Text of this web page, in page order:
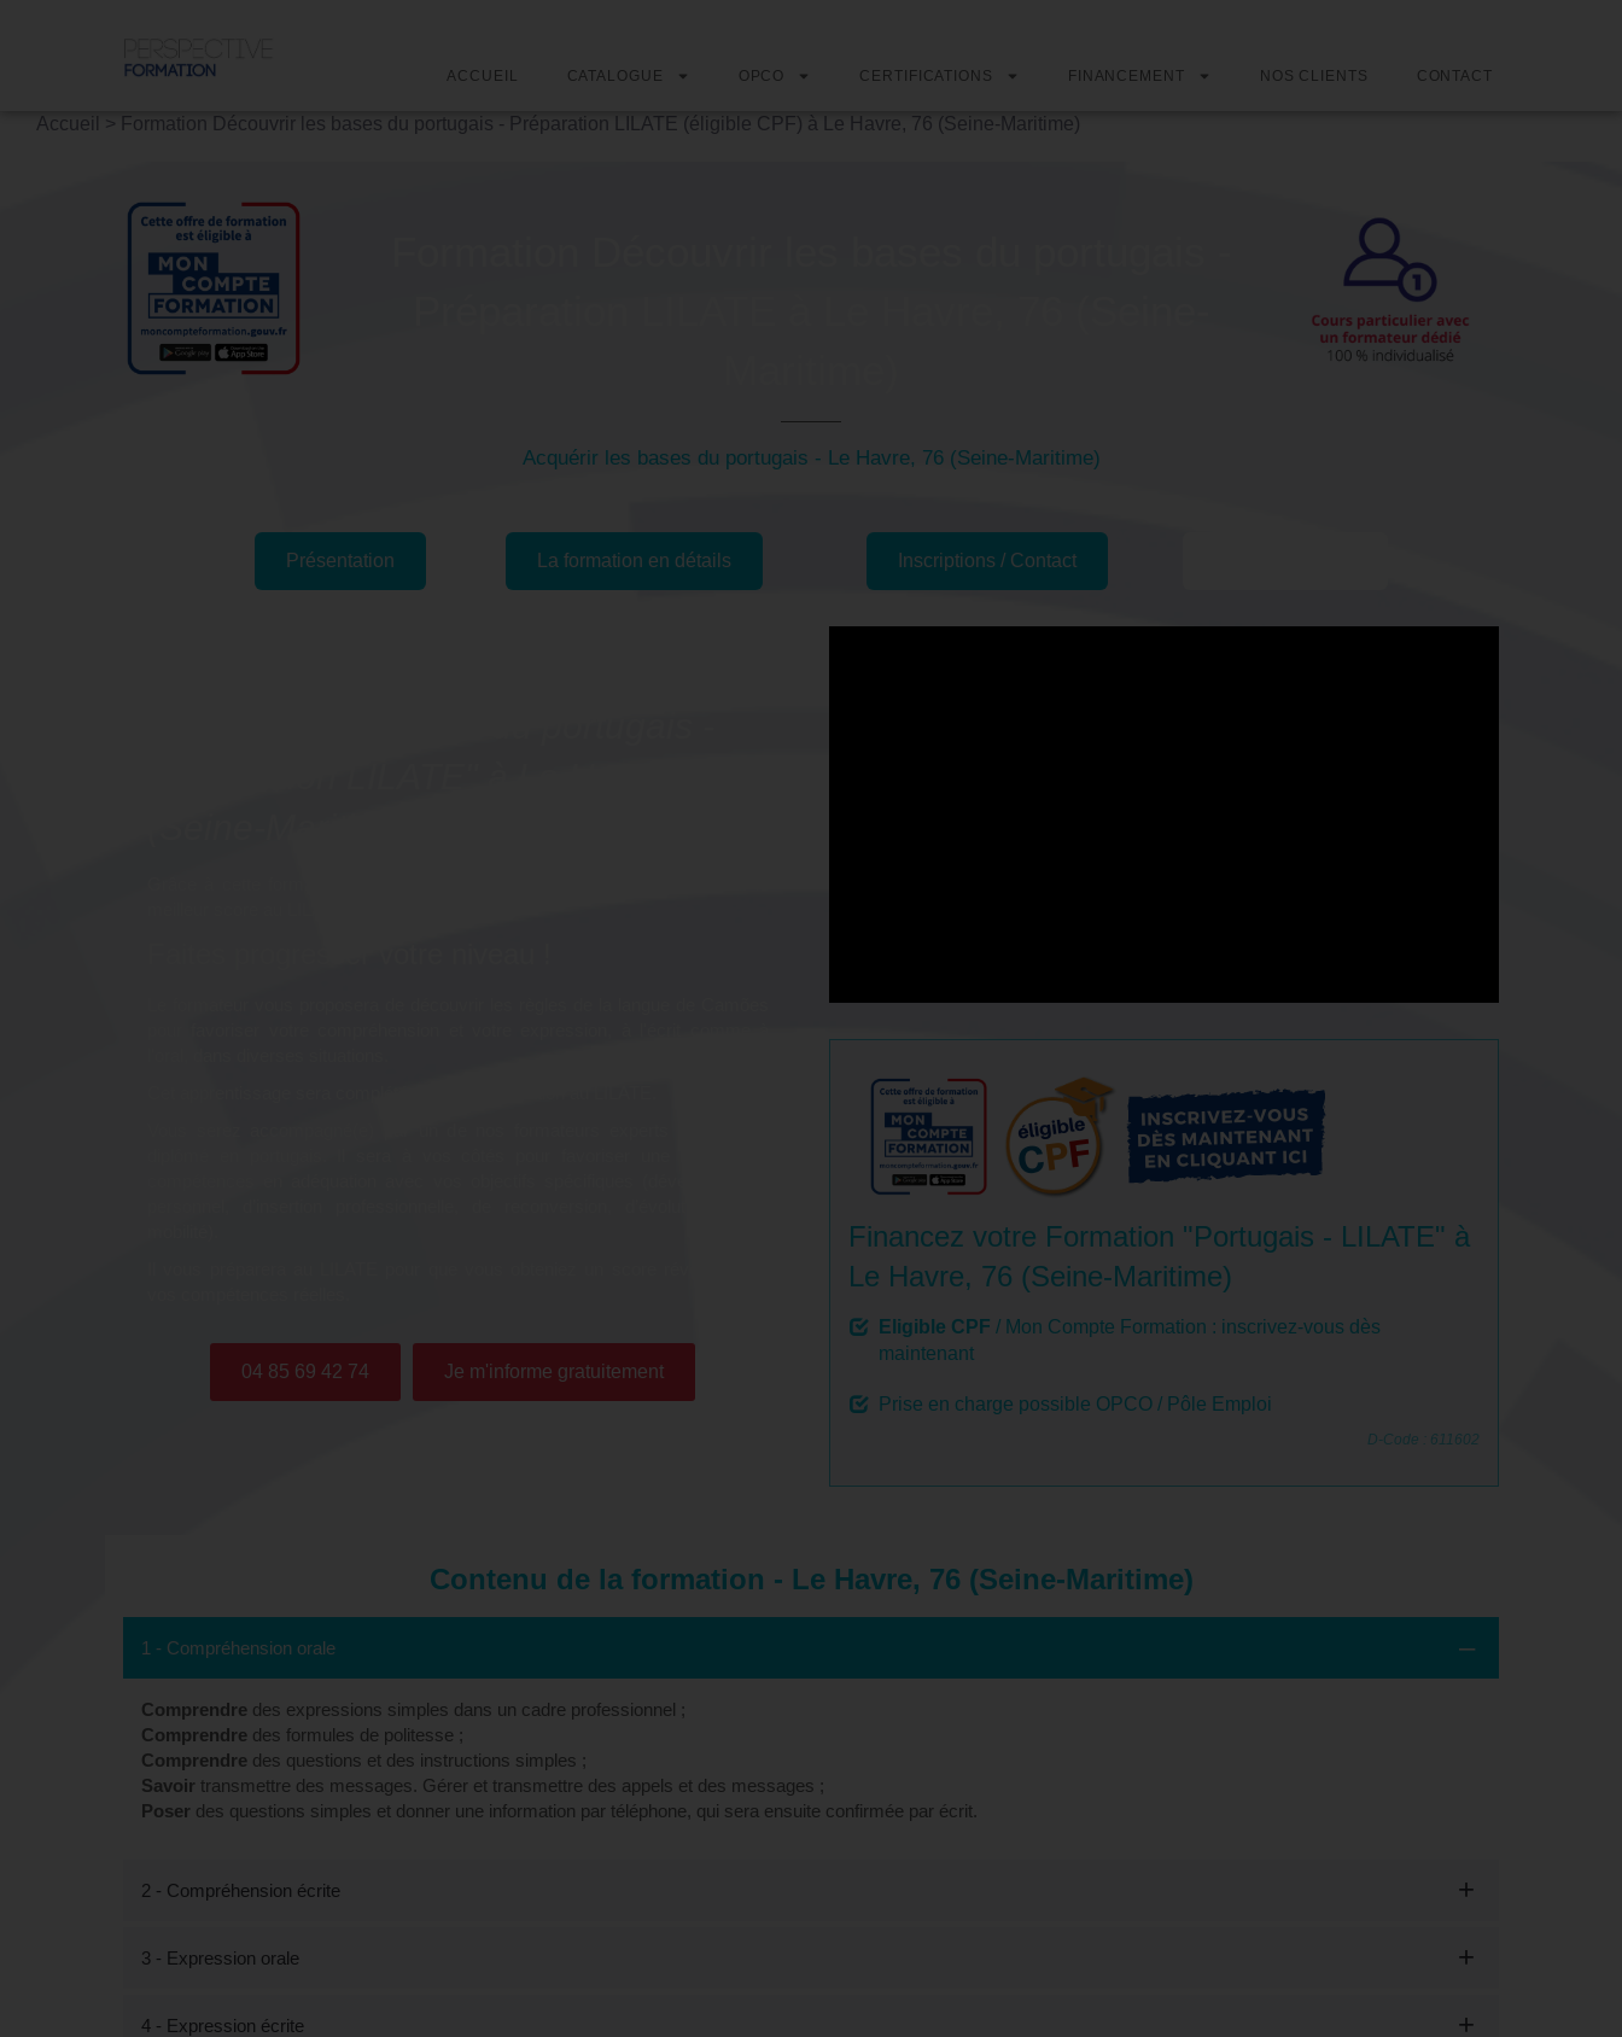
ACCUEIL CATALOGUE OPCO CERTIFICATIONS FINANCEMENT NOS CLIENTS CONTACT
Accueil > Formation Découvrir les bases du portugais - Préparation LILATE (éligible CPF) à Le Havre, 76 (Seine-Maritime)
Acquérir les bases du portugais - Le Havre, 76 (Seine-Maritime)
Présentation La formation en détails Inscriptions / Contact
04 85 69 42 74 Je m'informe gratuitement
Financez votre Formation "Portugais - LILATE" à
Le Havre, 76 (Seine-Maritime)
Eligible CPF / Mon Compte Formation : inscrivez-vous dès
maintenant
Prise en charge possible OPCO / Pôle Emploi
D-Code : 611602
Contenu de la formation - Le Havre, 76 (Seine-Maritime)
1 - Compréhension orale
Comprendre des expressions simples dans un cadre professionnel ;
Comprendre des formules de politesse ;
Comprendre des questions et des instructions simples ;
Savoir transmettre des messages. Gérer et transmettre des appels et des messages ;
Poser des questions simples et donner une information par téléphone, qui sera ensuite confirmée par écrit.
2 - Compréhension écrite
3 - Expression orale
4 - Expression écrite